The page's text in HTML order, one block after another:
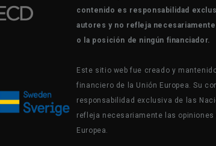
contenido es responsabilidad
autores y no refleja
o la posición de ningún financiador.
Este sitio web fue creado y
financiero de la Unión Europea. Su
responsabilidad exclusiva de las
refleja necesariamente las opiniones
Europea.